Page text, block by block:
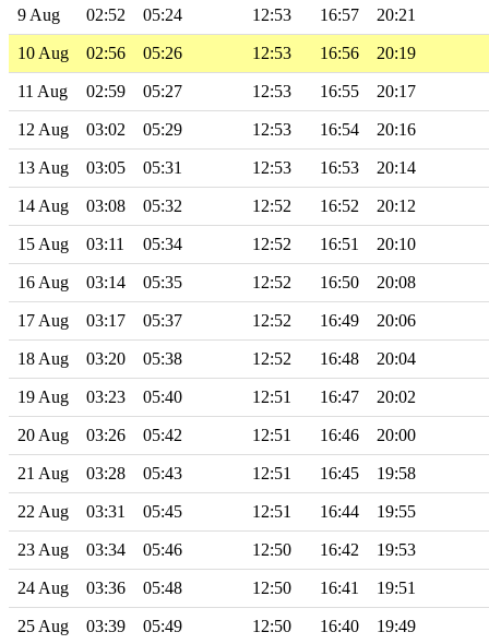
9 Aug 02:52 05:24 12:53 16:57 20:21
10 Aug 02:56 05:26 12:53 16:56 20:19
11 Aug 02:59 05:27 12:53 16:55 20:17
12 Aug 03:02 05:29 12:53 16:54 20:16
13 Aug 03:05 05:31 12:53 16:53 20:14
14 Aug 03:08 05:32 12:52 16:52 20:12
15 Aug 03:11 05:34 12:52 16:51 20:10
16 Aug 03:14 05:35 12:52 16:50 20:08
17 Aug 03:17 05:37 12:52 16:49 20:06
18 Aug 03:20 05:38 12:52 16:48 20:04
19 Aug 03:23 05:40 12:51 16:47 20:02
20 Aug 03:26 05:42 12:51 16:46 20:00
21 Aug 03:28 05:43 12:51 16:45 19:58
22 Aug 03:31 05:45 12:51 16:44 19:55
23 Aug 03:34 05:46 12:50 16:42 19:53
24 Aug 03:36 05:48 12:50 16:41 19:51
25 Aug 03:39 05:49 12:50 16:40 19:49